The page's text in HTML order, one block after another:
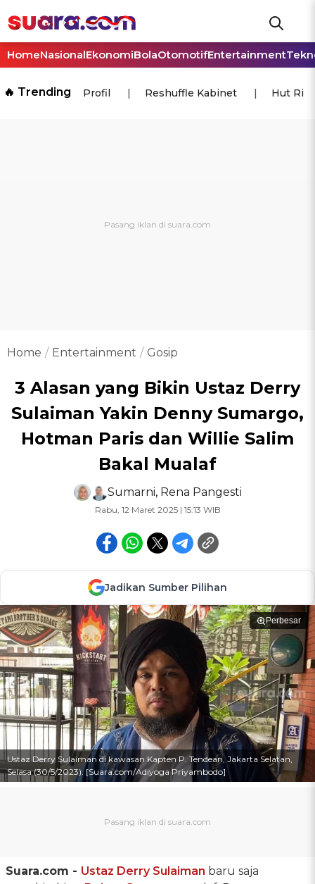
HomeNasionalEkonomiBolaOtomotifEntertainment
🔥 Trending Profil Reshuffle Kabinet Hut Ri
Home Entertainment Gosip
3 Alasan yang Bikin Ustaz Derry
Sulaiman Yakin Denny Sumargo,
Hotman Paris dan Willie Salim
Bakal Mualaf
Sumarni, Rena Pangesti
Rabu, 12 Maret 2025 | 15:13 WIB
Jadikan Sumber Pilihan
Perbesar
Ustaz Derry Sulaiman di kawasan Kapten P. Tendean, Jakarta Selatan,
Selasa (30/5/2023). [Suara.com/Adiyoga Priyambodo]
Suara.com - Ustaz Derry Sulaiman baru saja